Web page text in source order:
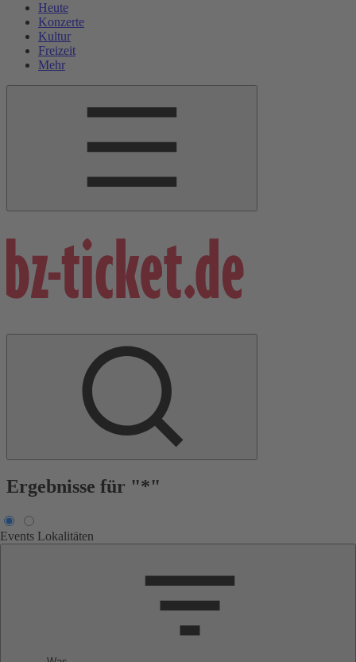
Heute
Konzerte
Kultur
Freizeit
Mehr
Ergebnisse für "*"
Events Lokalitäten